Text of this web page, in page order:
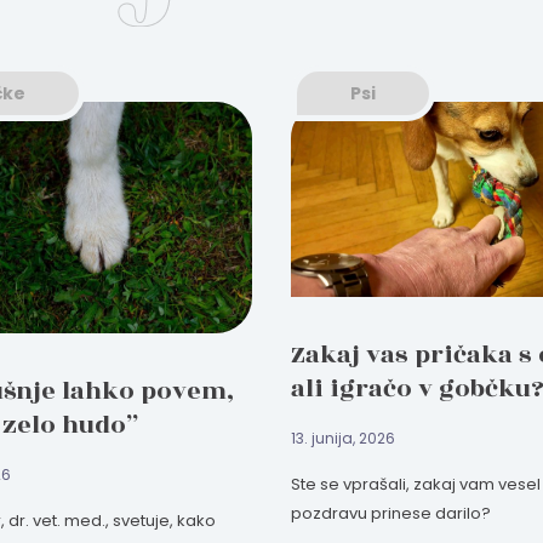
lahko povem,
hudo”
dr. vet. med., svetuje, kako
Psi
Zakaj vas pričaka s
ali igračo v gobčku?
13. junija, 2026
Ste se vprašali, zakaj vam
pozdravu prinese darilo?